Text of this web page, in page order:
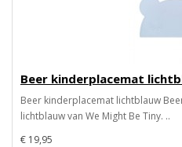
Beer kinderplacemat
Beer kinderplacemat lichtblauw
lichtblauw van We Might Be Tiny. ..
€ 19,95